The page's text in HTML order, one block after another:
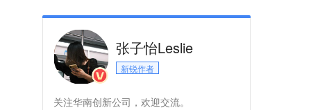
张子怡Leslie
新锐作者
关注华南创新公司，欢迎交流。